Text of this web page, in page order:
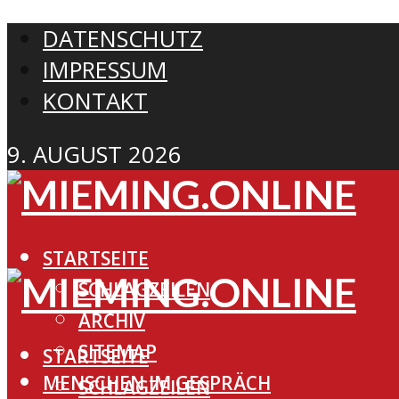
DATENSCHUTZ
IMPRESSUM
KONTAKT
9. AUGUST 2026
STARTSEITE
SCHLAGZEILEN
ARCHIV
SITEMAP
MENSCHEN IM GESPRÄCH
STARTSEITE
SCHLAGZEILEN